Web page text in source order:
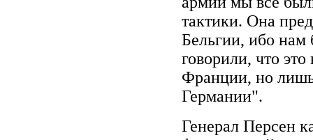
тактики. Она
Бельгии, ибо
говорили, что
Франции, но лишь
Германии".
Генерал Персен